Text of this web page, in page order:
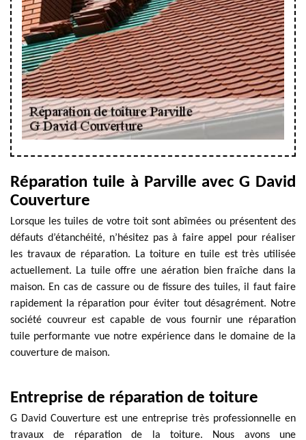
Réparation tuile à Parville avec G David
Couverture
Lorsque les tuiles de votre toit sont abîmées ou présentent des
défauts d’étanchéité, n’hésitez pas à faire appel pour réaliser
les travaux de réparation. La toiture en tuile est très utilisée
actuellement. La tuile offre une aération bien fraîche dans la
maison. En cas de cassure ou de fissure des tuiles, il faut faire
rapidement la réparation pour éviter tout désagrément. Notre
société couvreur est capable de vous fournir une réparation
tuile performante vue notre expérience dans le domaine de la
couverture de maison.
Entreprise de réparation de toiture
G David Couverture est une entreprise très professionnelle en
travaux de réparation de la toiture. Nous avons une